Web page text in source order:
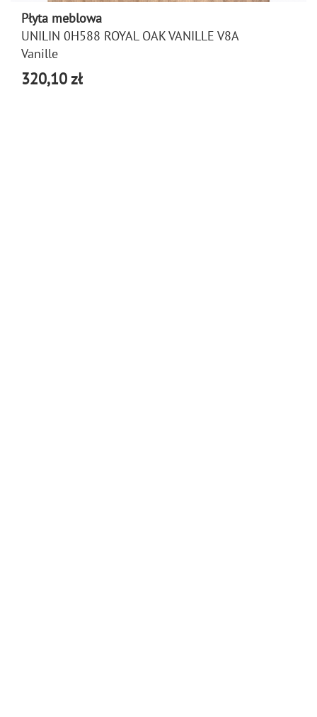
Płyta meblowa
UNILIN 0H588 ROYAL OAK VANILLE V8A
Vanille
320,10 zł